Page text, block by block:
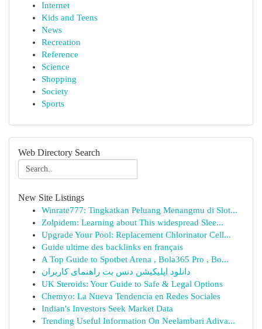
Internet
Kids and Teens
News
Recreation
Reference
Science
Shopping
Society
Sports
Web Directory Search
New Site Listings
Winrate777: Tingkatkan Peluang Menangmu di Slot...
Zolpidem: Learning about This widespread Slee...
Upgrade Your Pool: Replacement Chlorinator Cell...
Guide ultime des backlinks en français
A Top Guide to Spotbet Arena , Bola365 Pro , Bo...
دانلود اپلیکیشن دنس بت راهنمای کاربران
UK Steroids: Your Guide to Safe & Legal Options
Chemyo: La Nueva Tendencia en Redes Sociales
Indian's Investors Seek Market Data
Trending Useful Information On Neelambari Adiva...